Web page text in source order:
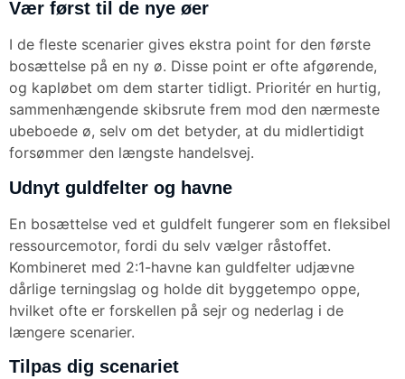
Vær først til de nye øer
I de fleste scenarier gives ekstra point for den første
bosættelse på en ny ø. Disse point er ofte afgørende,
og kapløbet om dem starter tidligt. Prioritér en hurtig,
sammenhængende skibsrute frem mod den nærmeste
ubeboede ø, selv om det betyder, at du midlertidigt
forsømmer den længste handelsvej.
Udnyt guldfelter og havne
En bosættelse ved et guldfelt fungerer som en fleksibel
ressourcemotor, fordi du selv vælger råstoffet.
Kombineret med 2:1-havne kan guldfelter udjævne
dårlige terningslag og holde dit byggetempo oppe,
hvilket ofte er forskellen på sejr og nederlag i de
længere scenarier.
Tilpas dig scenariet